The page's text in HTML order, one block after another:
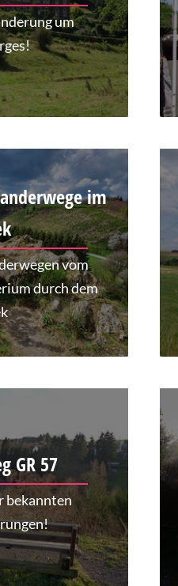
um
im
vom
durch dem
GR 57
bekannten